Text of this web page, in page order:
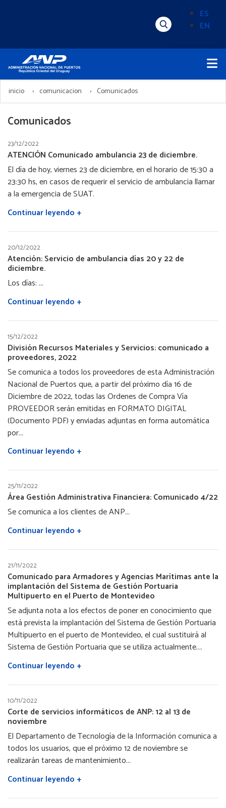
idioma
(Content)
ES
EN
Menú
Principal
inicio comunicacion Comunicados
Comunicados
23/12/2022
ATENCIÓN Comunicado ambulancia 23 de diciembre.
El día de hoy, viernes 23 de diciembre, en el horario de 15:30 a
23:30 hs, en casos de requerir el servicio de ambulancia llamar
a la emergencia de SUAT.
Continuar leyendo +
20/12/2022
Atención: Servicio de ambulancia días 20 y 22 de
diciembre.
Los días: ...
Continuar leyendo +
15/12/2022
División Recursos Materiales y Servicios: comunicado a
proveedores, 2022
Se comunica a todos los proveedores de esta Administración
Nacional de Puertos que, a partir del próximo día 16 de
Diciembre de 2022, todas las Ordenes de Compra Vía
PROVEEDOR serán emitidas en FORMATO DIGITAL
(Documento PDF) y enviadas adjuntas en forma automática
por...
Continuar leyendo +
25/11/2022
Área Gestión Administrativa Financiera: Comunicado 4/22
Se comunica a los clientes de ANP...
Continuar leyendo +
21/11/2022
Comunicado para Armadores y Agencias Marítimas ante la
implantación del Sistema de Gestión Portuaria
Multipuerto en el Puerto de Montevideo
Se adjunta nota a los efectos de poner en conocimiento que
está prevista la implantación del Sistema de Gestión Portuaria
Multipuerto en el puerto de Montevideo, el cual sustituirá al
Sistema de Gestión Portuaria que se utiliza actualmente....
Continuar leyendo +
10/11/2022
Corte de servicios informáticos de ANP: 12 al 13 de
noviembre
El Departamento de Tecnología de la Información comunica a
todos los usuarios, que el próximo 12 de noviembre se
realizarán tareas de mantenimiento...
Continuar leyendo +